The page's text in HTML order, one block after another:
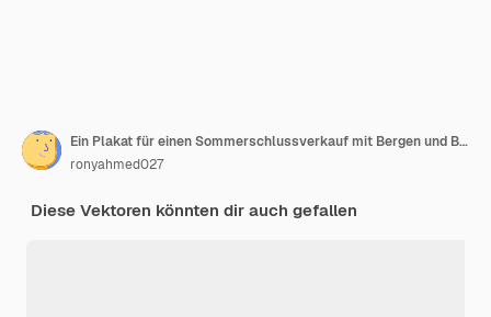
Ein Plakat für einen Sommerschlussverkauf mit Bergen und Bäumen.
ronyahmed027
Diese Vektoren könnten dir auch gefallen